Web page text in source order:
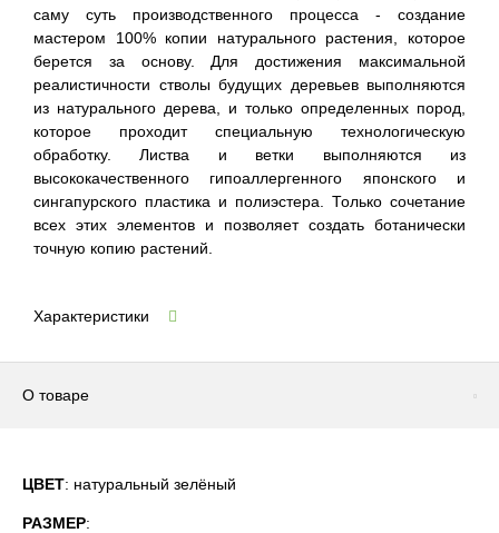
саму суть производственного процесса - создание
мастером 100% копии натурального растения, которое
берется за основу. Для достижения максимальной
реалистичности стволы будущих деревьев выполняются
из натурального дерева, и только определенных пород,
которое проходит специальную технологическую
обработку. Листва и ветки выполняются из
высококачественного гипоаллергенного японского и
сингапурского пластика и полиэстера. Только сочетание
всех этих элементов и позволяет создать ботанически
точную копию растений.
Характеристики
О товаре
ЦВЕТ: натуральный зелёный
РАЗМЕР: